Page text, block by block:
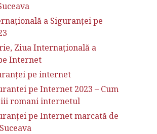
a Siguranței pe
Ziua Internațională a
Internet
pe internet
pe Internet 2023 – Cum
romani internetul
pe Internet marcată de